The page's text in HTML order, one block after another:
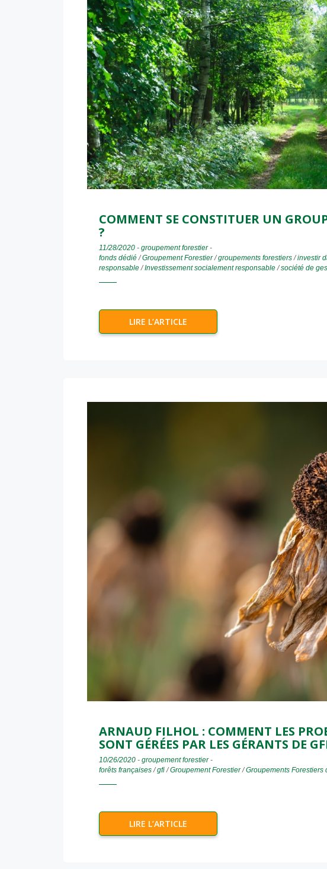
COMMENT SE CONSTITUER UN
?
11/28/2020 - groupement forestier-
fonds dédié/Groupement Forestier/groupements forestiers/investir
responsable/Investissement socialement responsable/société de
LIRE L’ARTICLE
ARNAUD FILHOL : COMMENT LES
SONT GÉRÉES PAR LES GÉRANTS DE
10/26/2020 - groupement forestier-
forêts françaises/gfi/Groupement Forestier/Groupements Forestiers
LIRE L’ARTICLE